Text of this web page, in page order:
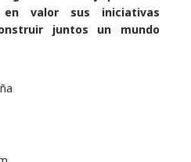
valor sus iniciativas
juntos un mundo